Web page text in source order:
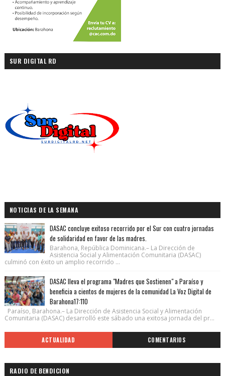
SUR DIGITAL RD
NOTICIAS DE LA SEMANA
DASAC concluye exitoso recorrido por el Sur con cuatro jornadas
de solidaridad en favor de las madres.
Barahona, República Dominicana.– La Dirección de
Asistencia Social y Alimentación Comunitaria (DASAC)
culminó con éxito un amplio recorrido ...
DASAC lleva el programa "Madres que Sostienen" a Paraíso y
beneficia a cientos de mujeres de la comunidad La Voz Digital de
Barahona17:110
Paraíso, Barahona.– La Dirección de Asistencia Social y Alimentación
Comunitaria (DASAC) desarrolló este sábado una exitosa jornada del pr...
ACTUALIDAD COMENTARIOS
RADIO DE BENDICION